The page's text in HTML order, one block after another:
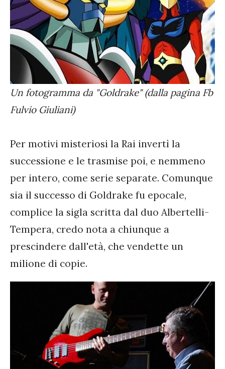
Un fotogramma da "Goldrake" (dalla pagina Fb
Fulvio Giuliani)
Per motivi misteriosi la Rai invertì la
successione e le trasmise poi, e nemmeno
per intero, come serie separate. Comunque
sia il successo di Goldrake fu epocale,
complice la sigla scritta dal duo Albertelli-
Tempera, credo nota a chiunque a
prescindere dall'età, che vendette un
milione di copie.